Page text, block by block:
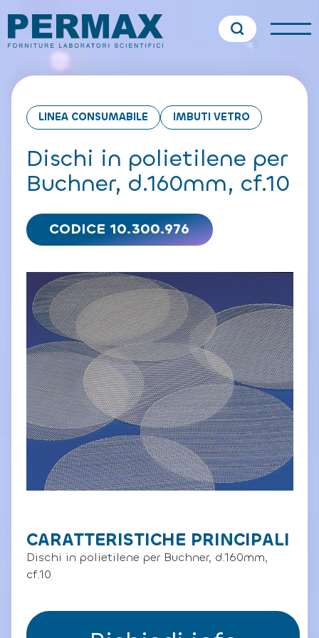
LINEA CONSUMABILE IMBUTI VETRO
Dischi in polietilene per
Buchner, d.160mm, cf.10
CODICE 10.300.976
CARATTERISTICHE PRINCIPALI
Dischi in polietilene per Buchner, d.160mm,
cf.10